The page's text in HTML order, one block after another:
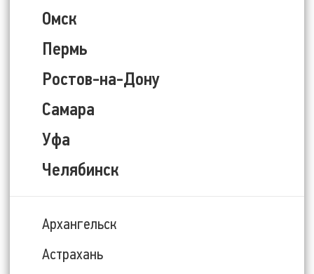
Омск
Пермь
Ростов-на-Дону
Самара
Уфа
Челябинск
Архангельск
Астрахань